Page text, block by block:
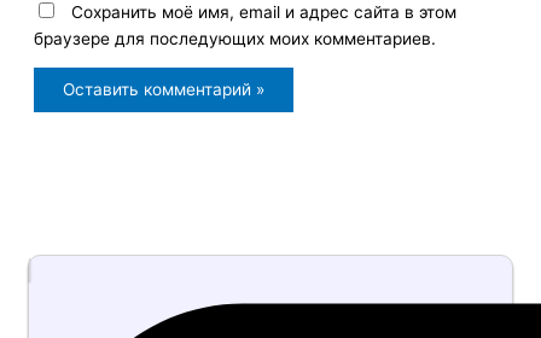
Сохранить моё имя, email и адрес сайта в этом
браузере для последующих моих комментариев.